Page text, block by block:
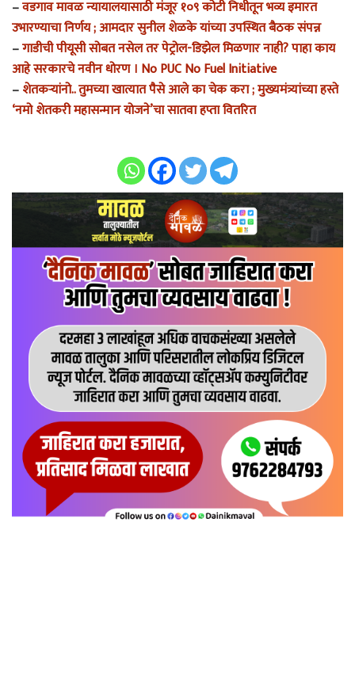
–वडगाव मावळ न्यायालयासाठी मंजूर १०९ कोटी निधीतून भव्य इमारत
उभारण्याचा निर्णय ; आमदार सुनील शेळके यांच्या उपस्थित बैठक संपन्न
–गाडीची पीयूसी सोबत नसेल तर पेट्रोल-डिझेल मिळणार नाही? पाहा काय
आहे सरकारचे नवीन धोरण । No PUC No Fuel Initiative
–शेतकऱ्यांनो.. तुमच्या खात्यात पैसे आले का चेक करा ; मुख्यमंत्र्यांच्या हस्ते
‘नमो शेतकरी महासन्मान योजने’चा सातवा हप्ता वितरित